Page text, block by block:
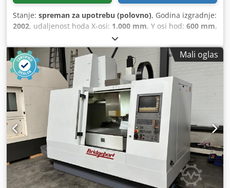
Stanje: spreman za upotrebu (polovno), Godina izgradnje:
2002, udaljenost hoda X-osi: 1.000 mm, Y osi hod: 600 mm,
500 mm
HEIDENHAIN, model kontrolera:TNC 530, maksimalna
brzina vretena: 10.000 okret/min, broj mjesta u spremniku
alata:30, broj osovina:
Mali oglas